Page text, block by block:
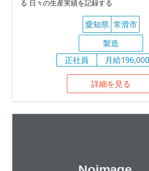
る 日々の生産実績を記録する
愛知県 常滑市
製造
正社員
月給
詳細を見る